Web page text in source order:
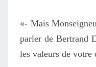
«- Mais
parler de Bertrand
les valeurs de votre